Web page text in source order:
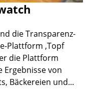
die Transparenz-
Plattform ‚Topf
die Plattform
von
Bäckereien und...